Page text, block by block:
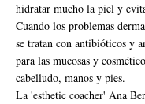
hidratar mucho la piel y
Cuando los problemas
se tratan con antibióticos y
para las mucosas y
cabelludo, manos y pies.
La 'esthetic coacher' Ana